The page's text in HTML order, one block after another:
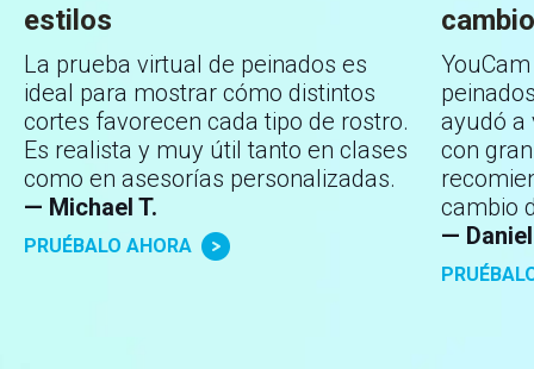
estilos
La prueba virtual de peinados es
ideal para mostrar cómo distintos
cortes favorecen cada tipo de rostro.
Es realista y muy útil tanto en clases
como en asesorías personalizadas.
— Michael T.
PRUÉBALO AHORA
ayudó a
con
cambio
—